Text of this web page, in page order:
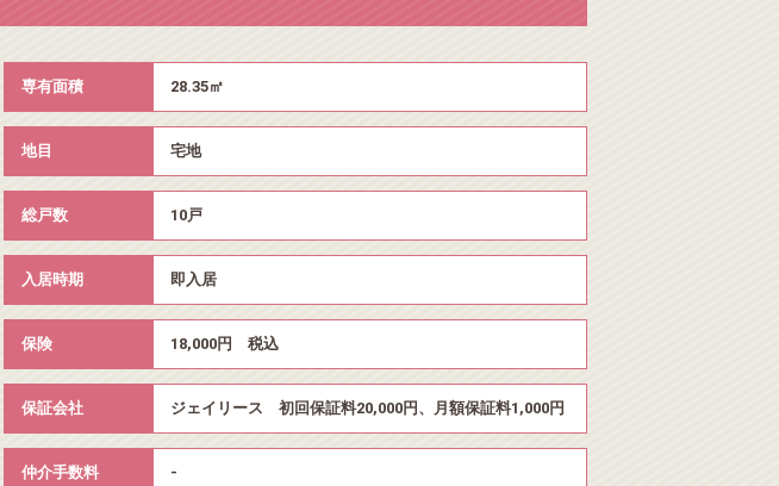
専有面積 28.35㎡
地目 宅地
総戸数 10戸
入居時期 即入居
保険 18,000円 税込
保証会社 ジェイリース 初回保証料20,000円、月額保証料1,000円
仲介手数料 -